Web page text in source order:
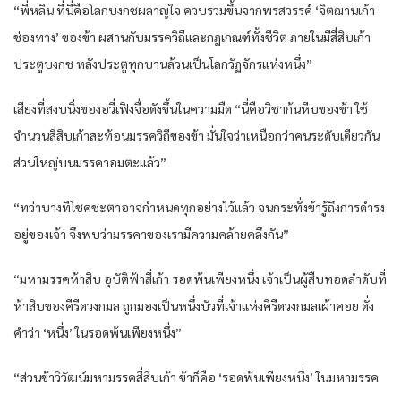
“พี่หลิน ที่นี่คือโลกบงกชผลาญใจ ควบรวมขึ้นจากพรสวรรค์ ‘จิตฌานเก้า
ช่องทาง’ ของข้า ผสานกับมรรควิถีและกฎเกณฑ์ทั้งชีวิต ภายในมีสี่สิบเก้า
ประตูบงกช หลังประตูทุกบานล้วนเป็นโลกวัฏจักรแห่งหนึ่ง”
เสียงที่สงบนิ่งของอวี่เฟิงจื่อดังขึ้นในความมืด “นี่คือวิชาก้นหีบของข้า ใช้
จำนวนสี่สิบเก้าสะท้อนมรรควิถีของข้า มั่นใจว่าเหนือกว่าคนระดับเดียวกัน
ส่วนใหญ่บนมรรคาอมตะแล้ว”
“ทว่าบางทีโชคชะตาอาจกำหนดทุกอย่างไว้แล้ว จนกระทั่งข้ารู้ถึงการดำรง
อยู่ของเจ้า จึงพบว่ามรรคาของเรามีความคล้ายคลึงกัน”
“มหามรรคห้าสิบ อุบัติฟ้าสี่เก้า รอดพ้นเพียงหนึ่ง เจ้าเป็นผู้สืบทอดลำดับที่
ห้าสิบของคีรีดวงกมล ถูกมองเป็นหนึ่งบัวที่เจ้าแห่งคีรีดวงกมลเผ้าคอย ดั่ง
คำว่า ‘หนึ่ง’ ในรอดพ้นเพียงหนึ่ง”
“ส่วนข้าวิวัฒน์มหามรรคสี่สิบเก้า ข้าก็คือ ‘รอดพ้นเพียงหนึ่ง’ ในมหามรรค